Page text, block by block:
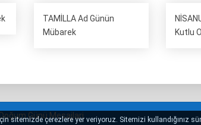
TAMİLLA Ad Günün
Mübarek
Kutlu
Doğum Günü Mesajlari
sitemizde çerezlere yer veriyoruz. Sitemizi kullandığınız